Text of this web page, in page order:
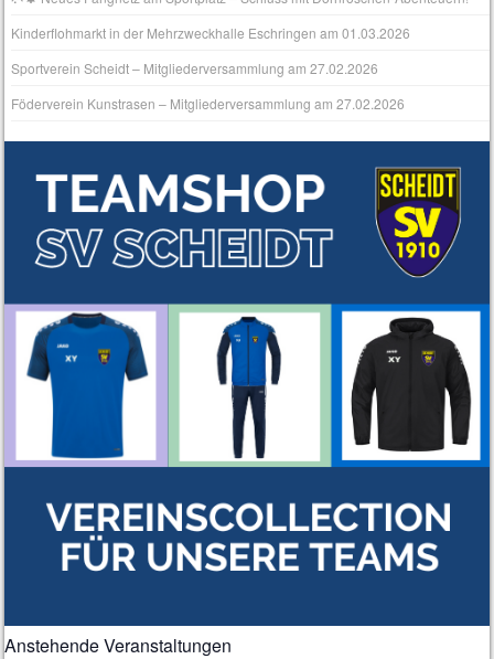
Kinderflohmarkt in der Mehrzweckhalle Eschringen am 01.03.2026
Sportverein Scheidt – Mitgliederversammlung am 27.02.2026
Föderverein Kunstrasen – Mitgliederversammlung am 27.02.2026
Anstehende Veranstaltungen